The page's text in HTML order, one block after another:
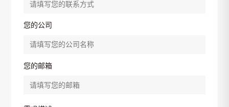
您的公司
您的邮箱